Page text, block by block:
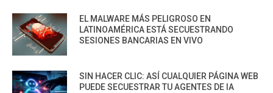
EL MALWARE MÁS PELIGROSO EN
LATINOAMÉRICA ESTÁ SECUESTRANDO
SESIONES BANCARIAS EN VIVO
SIN HACER CLIC: ASÍ CUALQUIER PÁGINA WEB
PUEDE SECUESTRAR TU AGENTES DE IA